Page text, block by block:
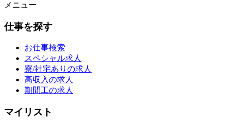
メニュー
仕事を探す
お仕事検索
スペシャル求人
寮/社宅ありの求人
高収入の求人
期間工の求人
マイリスト